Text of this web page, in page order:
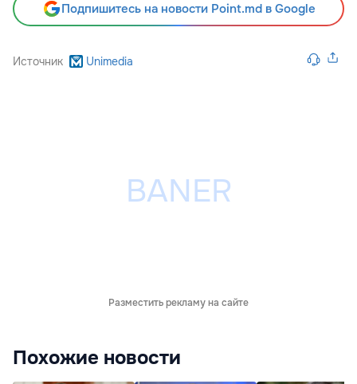
Подпишитесь на новости Point.md в Google
Источник Unimedia
Разместить рекламу на сайте
Похожие новости